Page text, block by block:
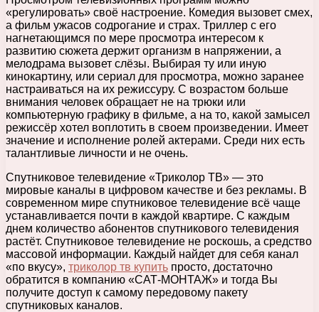
«регулировать» своё настроение. Комедия вызовет смех,
а фильм ужасов содрогание и страх. Триллер с его
нагнетающимся по мере просмотра интересом к
развитию сюжета держит организм в напряжении, а
мелодрама вызовет слёзы. Выбирая ту или иную
кинокартину, или сериал для просмотра, можно заранее
настраиваться на их режиссуру. С возрастом больше
внимания человек обращает не на трюки или
компьютерную графику в фильме, а на то, какой замысел
режиссёр хотел воплотить в своем произведении. Имеет
значение и исполнение ролей актерами. Среди них есть
талантливые личности и не очень.
Спутниковое телевидение «Триколор ТВ» — это
мировые каналы в цифровом качестве и без рекламы. В
современном мире спутниковое телевидение всё чаще
устанавливается почти в каждой квартире. С каждым
днем количество абонентов спутникового телевидения
растёт. Спутниковое телевидение не роскошь, а средство
массовой информации. Каждый найдет для себя канал
«по вкусу», триколор тв купить просто, достаточно
обратится в компанию «САТ-МОНТАЖ» и тогда Вы
получите доступ к самому передовому пакету
спутниковых каналов.